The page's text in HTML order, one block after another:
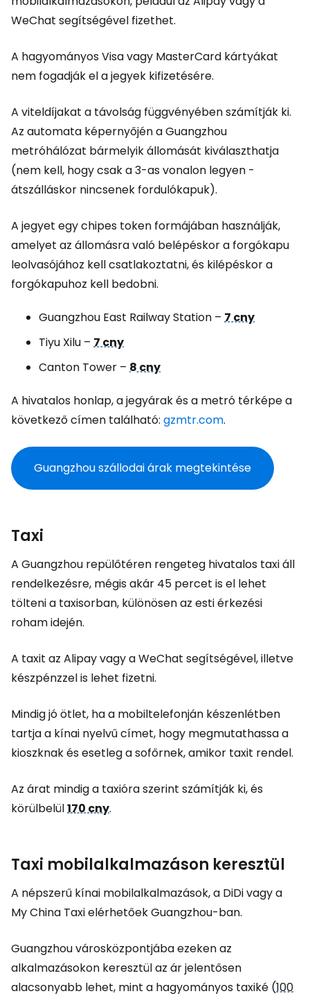
WeChat segítségével fizethet.
A hagyományos Visa vagy MasterCard kártyákat
nem fogadják el a jegyek kifizetésére.
A viteldíjakat a távolság függvényében számítják ki.
Az automata képernyőjén a Guangzhou
metróhálózat bármelyik állomását kiválaszthatja
(nem kell, hogy csak a 3-as vonalon legyen -
átszálláskor nincsenek fordulókapuk).
A jegyet egy chipes token formájában használják,
amelyet az állomásra való belépéskor a forgókapu
leolvasójához kell csatlakoztatni, és kilépéskor a
forgókapuhoz kell bedobni.
Guangzhou East Railway Station – 7 cny
Tiyu Xilu – 7 cny
Canton Tower – 8 cny
A hivatalos honlap, a jegyárak és a metró térképe a
következő címen található: gzmtr.com.
Guangzhou szállodai árak megtekintése
Taxi
A Guangzhou repülőtéren rengeteg hivatalos taxi áll
rendelkezésre, mégis akár 45 percet is el lehet
tölteni a taxisorban, különösen az esti érkezési
roham idején.
A taxit az Alipay vagy a WeChat segítségével, illetve
készpénzzel is lehet fizetni.
Mindig jó ötlet, ha a mobiltelefonján készenlétben
tartja a kínai nyelvű címet, hogy megmutathassa a
kioszknak és esetleg a sofőrnek, amikor taxit rendel.
Az árat mindig a taxióra szerint számítják ki, és
körülbelül170 cny.
Taxi mobilalkalmazáson keresztül
A népszerű kínai mobilalkalmazások, a DiDi vagy a
My China Taxi elérhetőek Guangzhou-ban.
Guangzhou városközpontjába ezeken az
alkalmazásokon keresztül az ár jelentősen
alacsonyabb lehet, mint a hagyományos taxiké (100